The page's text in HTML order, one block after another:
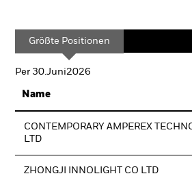
Größte Positionen
Per 30.Juni2026
Name
CONTEMPORARY AMPEREX
LTD
ZHONGJI INNOLIGHT CO LTD